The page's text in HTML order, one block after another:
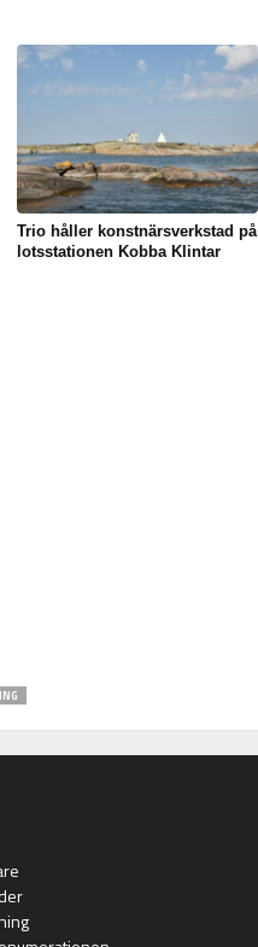
Trio håller konstnärsverkstad på
lotsstationen Kobba Klintar